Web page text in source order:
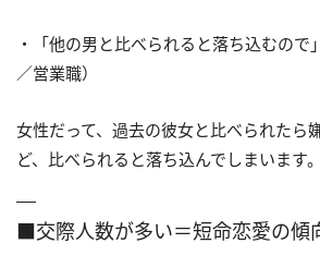
・「他の男と比べられると落ち込むので
／営業職）
女性だって、過去の彼女と比べられたら
ど、比べられると落ち込んでしまいます。
■交際人数が多い＝短命恋愛の傾